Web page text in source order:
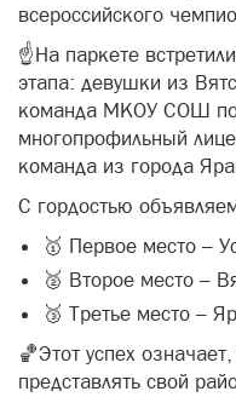
всероссийского
☝️На паркете
этапа: девушки из
команда МКОУ СОШ
многопрофильный
команда из города
С гордостью
🥇 Первое место –
🥈 Второе место –
🥉 Третье место –
🏀Этот успех
представлять свой